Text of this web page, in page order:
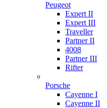
Peugeot
Expert II
Expert III
Traveller
Partner II
4008
Partner III
Rifter
Porsche
Cayenne I
Cayenne II